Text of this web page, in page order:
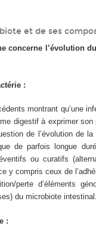
et de ses
concerne l’évolution
:
montrant qu’une
digestif à exprimer
de l’évolution de
de parfois longue
ou curatifs
y compris ceux de
perte d’éléments
du microbiote intestinal.
: